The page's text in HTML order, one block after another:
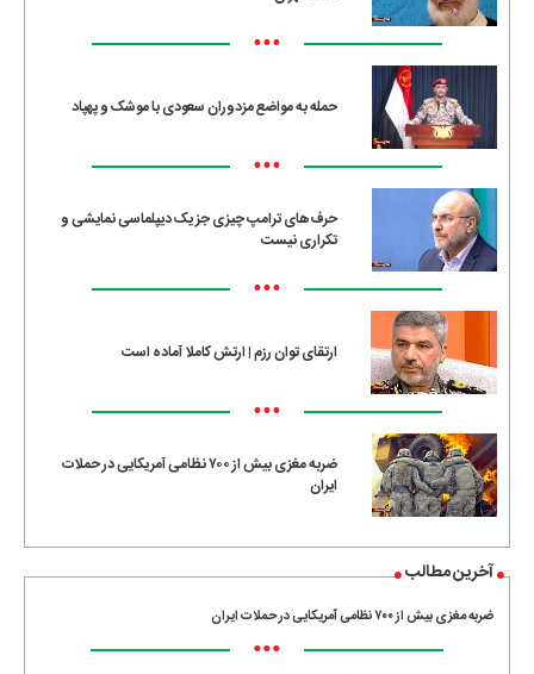
•••
حمله به مواضع مزدوران سعودی با موشک و پهپاد
•••
حرف‌های ترامپ چیزی جز یک دیپلماسی نمایشی و
تکراری نیست
•••
ارتقای توان رزم | ارتش کاملا آماده است
•••
ضربه مغزی بیش از ۷۰۰ نظامی آمریکایی در حملات
ایران
آخرین مطالب
ضربه مغزی بیش از ۷۰۰ نظامی آمریکایی در حملات ایران
•••